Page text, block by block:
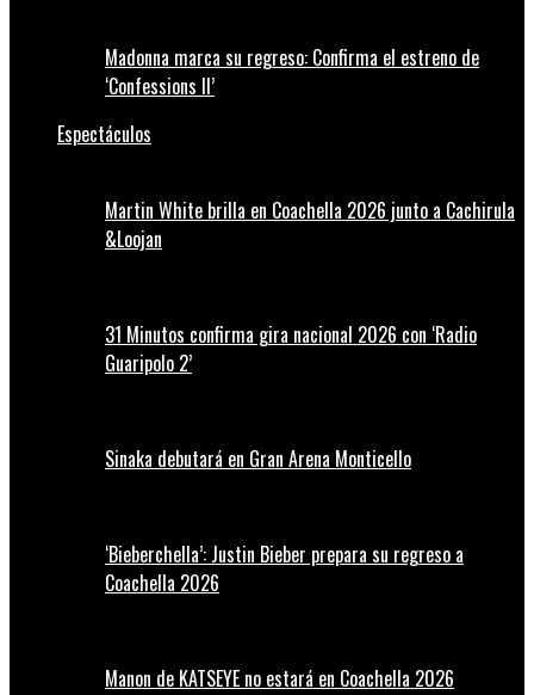
Madonna marca su regreso: Confirma el estreno de
‘Confessions II’
Espectáculos
Martin White brilla en Coachella 2026 junto a Cachirula
&Loojan
31 Minutos confirma gira nacional 2026 con ‘Radio
Guaripolo 2’
Sinaka debutará en Gran Arena Monticello
‘Bieberchella’: Justin Bieber prepara su regreso a
Coachella 2026
Manon de KATSEYE no estará en Coachella 2026